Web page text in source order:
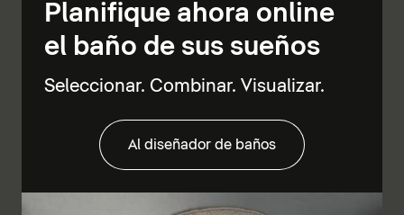
Planifique ahora online
el baño de sus sueños
Seleccionar. Combinar. Visualizar.
Al diseñador de baños